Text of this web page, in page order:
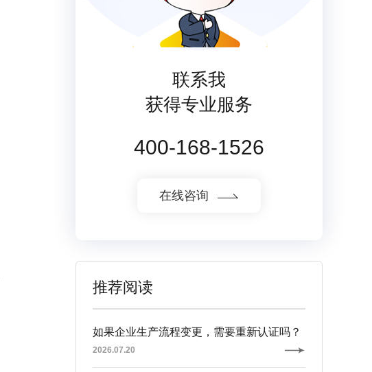
联系我
获得专业服务
400-168-1526
在线咨询
推荐阅读
如果企业生产流程变更，需要重新认证吗？
2026.07.20